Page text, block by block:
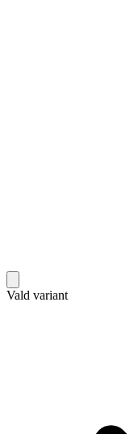
Vald variant